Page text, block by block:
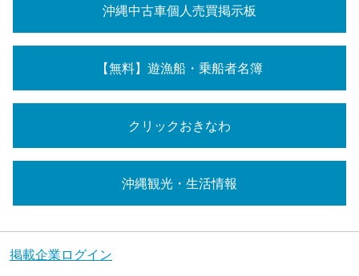
沖縄中古車個人売買掲示板
【無料】遊漁船・乗船者名簿
クリックおきなわ
沖縄観光・生活情報
掲載企業ログイン